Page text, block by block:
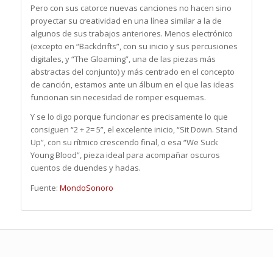
Pero con sus catorce nuevas canciones no hacen sino
proyectar su creatividad en una línea similar a la de
algunos de sus trabajos anteriores. Menos electrónico
(excepto en “Backdrifts”, con su inicio y sus percusiones
digitales, y “The Gloaming”, una de las piezas más
abstractas del conjunto) y más centrado en el concepto
de canción, estamos ante un álbum en el que las ideas
funcionan sin necesidad de romper esquemas.
Y se lo digo porque funcionar es precisamente lo que
consiguen “2 + 2= 5”, el excelente inicio, “Sit Down. Stand
Up”, con su rítmico crescendo final, o esa “We Suck
Young Blood”, pieza ideal para acompañar oscuros
cuentos de duendes y hadas.
Fuente: MondoSonoro